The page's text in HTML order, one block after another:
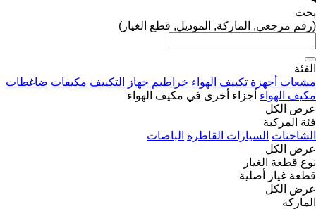
بحث
(رقم مرجعي, الماركة, الموديل, قطع الغيار)
الفئة
مشعات أجهزة تكييف الهواء خراطيم جهاز التكييف مكيفات ضاغطات
مكيف الهواء أجزاء أخرى في مكيف الهواء
عرض الكل
فئة المركبة
الشاحنات السيارات القاطرة الباصات
عرض الكل
نوع قطعة الغيار
قطعة غيار أصلية
عرض الكل
الماركة